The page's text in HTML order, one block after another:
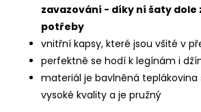
zavazování - díky ní šaty dole
potřeby
vnitřní kapsy, které jsou všité v
perfektně se hodí k legínám i
materiál je bavlněná teplákovina
vysoké kvality a je pružný